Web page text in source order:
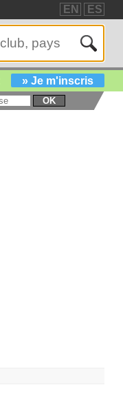
EN ES
» Je m'inscris
OK